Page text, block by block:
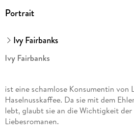
Portrait
Ivy Fairbanks
Ivy Fairbanks
ist eine schamlose Konsumentin von
Haselnusskaffee. Da sie mit dem
lebt, glaubt sie an die Wichtigkeit
Liebesromanen.